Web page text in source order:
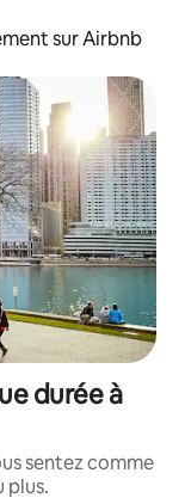
sur Airbnb
durée à
sentez comme
plus.